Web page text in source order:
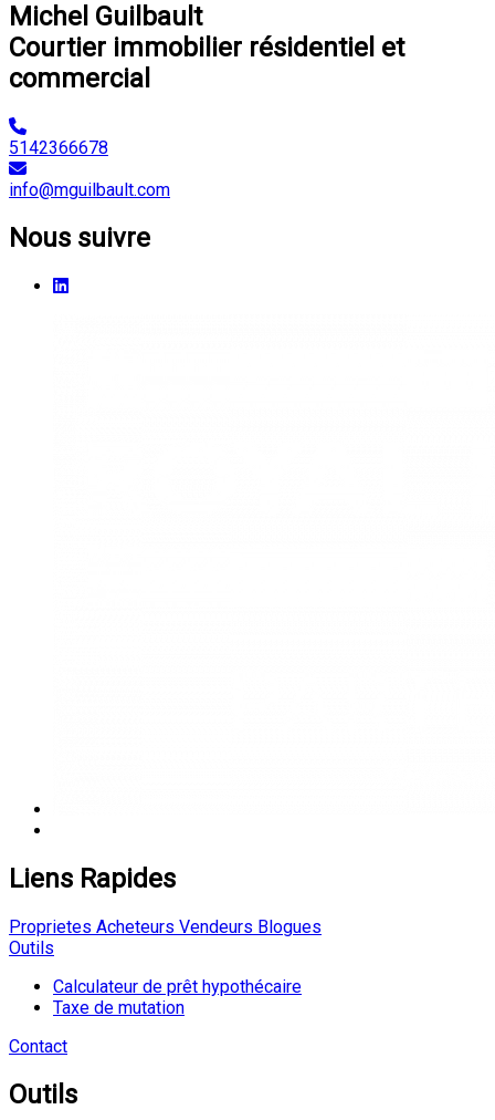
Michel Guilbault
Courtier immobilier résidentiel et
commercial
5142366678
info@mguilbault.com
Nous suivre
Liens Rapides
Proprietes Acheteurs Vendeurs Blogues
Outils
Calculateur de prêt hypothécaire
Taxe de mutation
Contact
Outils